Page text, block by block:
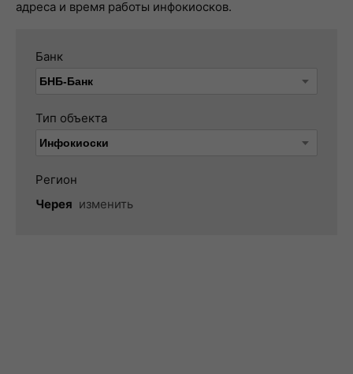
адреса и время работы инфокиосков.
Банк
Тип объекта
Регион
Черея изменить